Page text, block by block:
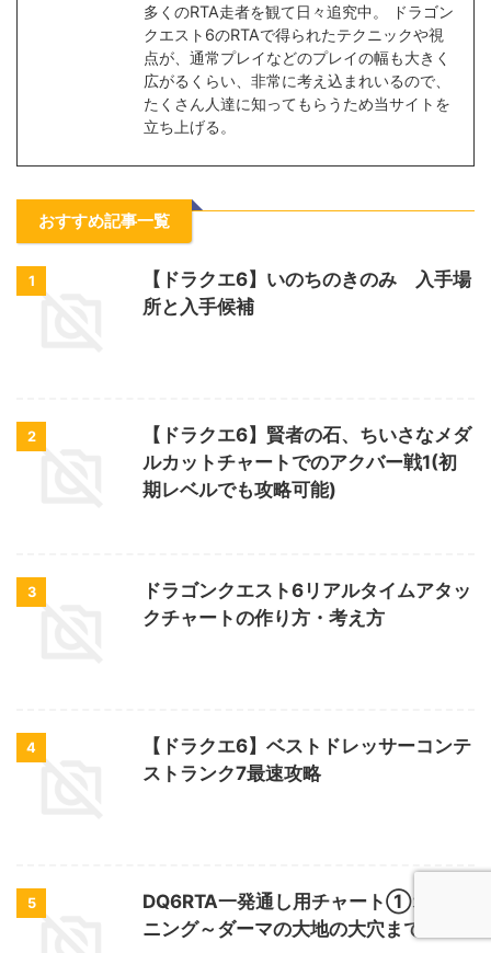
多くのRTA走者を観て日々追究中。 ドラゴン
クエスト6のRTAで得られたテクニックや視
点が、通常プレイなどのプレイの幅も大きく
広がるくらい、非常に考え込まれいるので、
たくさん人達に知ってもらうため当サイトを
立ち上げる。
おすすめ記事一覧
1
【ドラクエ6】いのちのきのみ 入手場
所と入手候補
2
【ドラクエ6】賢者の石、ちいさなメダ
ルカットチャートでのアクバー戦1(初
期レベルでも攻略可能)
3
ドラゴンクエスト6リアルタイムアタッ
クチャートの作り方・考え方
4
【ドラクエ6】ベストドレッサーコンテ
ストランク7最速攻略
5
DQ6RTA一発通し用チャート①オープ
ニング～ダーマの大地の大穴まで